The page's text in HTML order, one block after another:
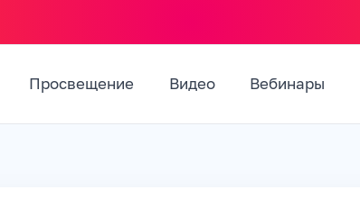
Просвещение Видео Вебинары